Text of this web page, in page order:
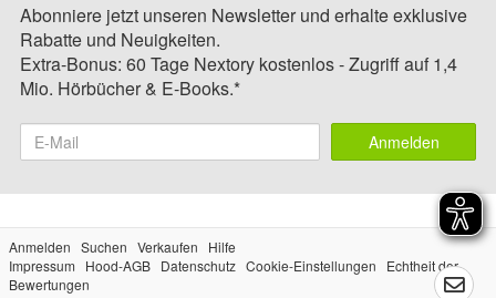
Abonniere jetzt unseren Newsletter und erhalte exklusive
Rabatte und Neuigkeiten.
Extra-Bonus: 60 Tage Nextory kostenlos - Zugriff auf 1,4
Mio. Hörbücher & E-Books.*
Anmelden
Anmelden Suchen Verkaufen
Hilfe
Impressum
Hood-AGB Datenschutz Cookie-Einstellungen
Echtheit der
Bewertungen